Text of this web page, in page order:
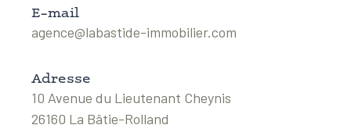
E-mail
agence@labastide-immobilier.com
Adresse
10 Avenue du Lieutenant Cheynis
26160 La Bâtie-Rolland